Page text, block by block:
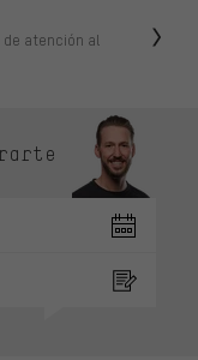
de atención al